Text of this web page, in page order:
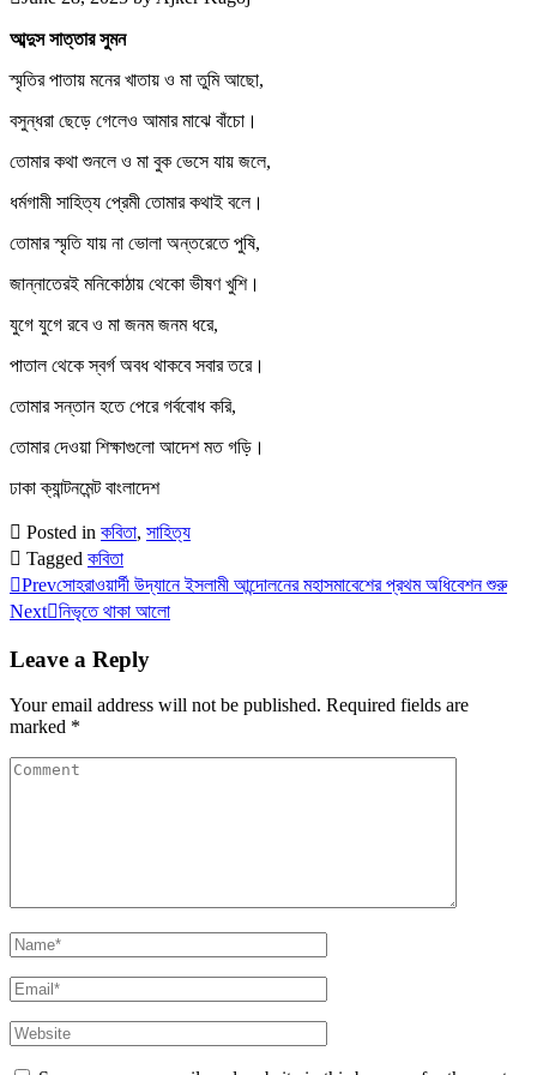
আব্দুস সাত্তার সুমন
স্মৃতির পাতায় মনের খাতায় ও মা তুমি আছো,
বসুন্ধরা ছেড়ে গেলেও আমার মাঝে বাঁচো।
তোমার কথা শুনলে ও মা বুক ভেসে যায় জলে,
ধর্মগামী সাহিত্য প্রেমী তোমার কথাই বলে।
তোমার স্মৃতি যায় না ভোলা অন্তরেতে পুষি,
জান্নাতেরই মনিকোঠায় থেকো ভীষণ খুশি।
যুগে যুগে রবে ও মা জনম জনম ধরে,
পাতাল থেকে স্বর্গ অবধ থাকবে সবার তরে।
তোমার সন্তান হতে পেরে গর্ববোধ করি,
তোমার দেওয়া শিক্ষাগুলো আদেশ মত গড়ি।
ঢাকা ক্যান্টনমেন্ট বাংলাদেশ
Posted in কবিতা, সাহিত্য
Tagged কবিতা
Prevসোহরাওয়ার্দী উদ্যানে ইসলামী আন্দোলনের মহাসমাবেশের প্রথম অধিবেশন শুরু
Next নিভৃতে থাকা আলো
Leave a Reply
Your email address will not be published. Required fields are
marked *